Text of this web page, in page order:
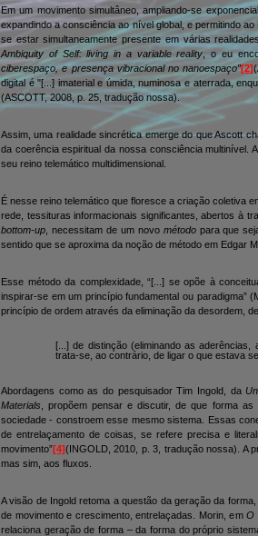
Em um movimento simultâneo, ampliando-se
expandindo a consciência ao nível global, e permitindo
se estar simultaneamente presente em várias
Ambiquity of Self: living in a variable reality , o eu
ciberespaço, e presença vibracional no nanoespaço”[2]
digital é "[...] imaterial e úmida, numinosa e aterrada,
(ASCOTT, 2008, p. 25, tradução nossa).
Assim, uma realidade sincrética emerge do que Ascott
da coerência espiritual da nossa consciência multinível.
seu reino telemático multidimensional.
É nesse reino telemático que floresce a criação coletiva
rede, tessituras informacionais significantes, abertos à
bottom-up , necessitam de um novo métodopara que
sentido que se aproxima da noção de método em Edgar
Esse método da complexidade, “[...] se opõe à
inspirar-se em um princípio fundamental ou paradigma”
princípio de ordem através da eliminação da desordem,
[...] de distinção (eliminando as
trata-se, ao contrário, de ligar o que estava
Abordagens como as do pesquisador Tim Ingold, da
Materials , propõem pensar e discutir, de que forma
sociedade - constroem esse mesmo sistema. Essas
de entrelaçamento de coisas, se refere precisa e
movimento”[4](INGOLD, 2010, p. 3, tradução nossa). A
mas sim, aos fluxos.
A visão de Ingold retoma a questão da geração da
de movimento e crescimento, entrelaçadas. Morin, emO
relaciona geração de forma – da forma do próprio